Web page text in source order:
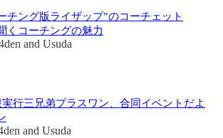
チング版ライザップ”のコーチェット
くコーチングの魅力
and Usuda
実行三兄弟プラスワン、合同イベントだよ
and Usuda